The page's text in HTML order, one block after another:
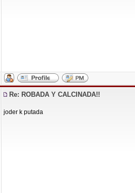
Re: ROBADA Y CALCINADA!!
joder k putada